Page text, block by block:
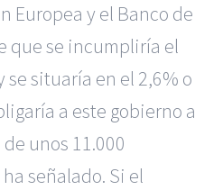
Europea y el Banco de
que se incumpliría el
situaría en el 2,6% o
a este gobierno a
unos 11.000
señalado. Si el